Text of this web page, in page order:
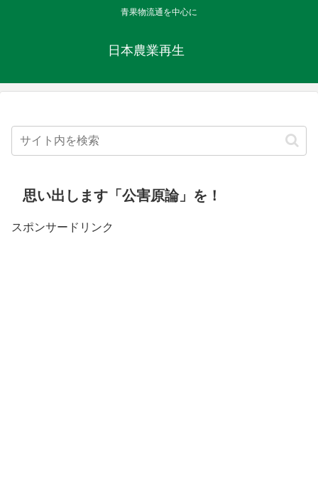
青果物流通を中心に
日本農業再生
思い出します「公害原論」を！
スポンサードリンク